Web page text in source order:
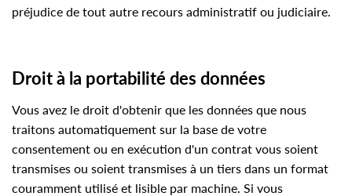
préjudice de tout autre recours administratif ou judiciaire.
Droit à la portabilité des données
Vous avez le droit d'obtenir que les données que nous
traitons automatiquement sur la base de votre
consentement ou en exécution d'un contrat vous soient
transmises ou soient transmises à un tiers dans un format
couramment utilisé et lisible par machine. Si vous